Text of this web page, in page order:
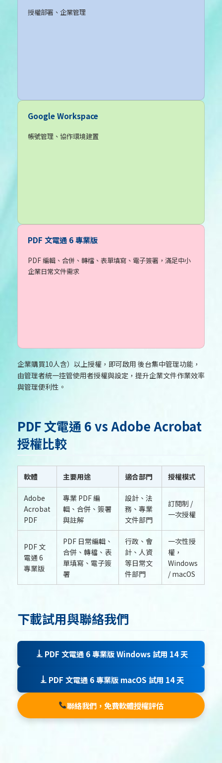
授權部署、企業管理
Google Workspace
帳號管理、協作環境建置
PDF 文電通 6 專業版
PDF 編輯、合併、轉檔、表單填寫、電子簽署，滿足中小
企業日常文件需求
企業購買10人含）以上授權，即可啟用 後台集中管理功能，
由管理者統一控管使用者授權與設定，提升企業文件作業效率
與管理便利性。
PDF 文電通 6 vs Adobe Acrobat
授權比較
軟體 主要用途 適合部門 授權模式
Adobe
Acrobat
PDF
專業 PDF 編
輯、合併、簽署
與註解
設計、法
務、專業
文件部門
訂閱制 /
一次授權
PDF 文
電通 6
專業版
PDF 日常編輯、
合併、轉檔、表
單填寫、電子簽
署
行政、會
計、人資
等日常文
件部門
一次性授
權，
Windows
/ macOS
下載試用與聯絡我們
PDF 文電通 6 專業版 Windows 試用 14 天
PDF 文電通 6 專業版 macOS 試用 14 天
聯絡我們，免費軟體授權評估